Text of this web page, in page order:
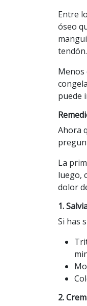
Entre
óseo
tendón.
Menos
puede
Ahora
La
luego,
dolor
1.
Si has
2.